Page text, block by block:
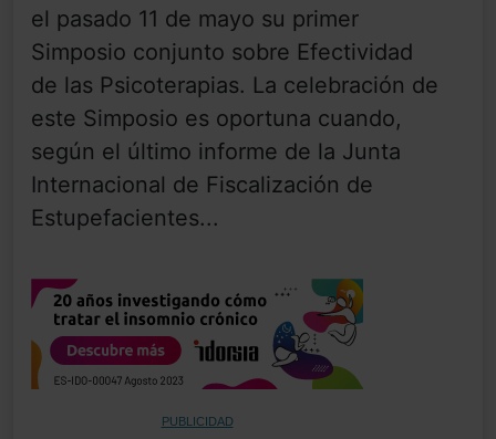
el pasado 11 de mayo su primer
Simposio conjunto sobre Efectividad
de las Psicoterapias. La celebración de
este Simposio es oportuna cuando,
según el último informe de la Junta
Internacional de Fiscalización de
Estupefacientes...
PUBLICIDAD